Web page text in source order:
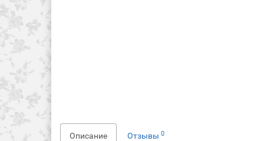
Описание Отзывы 0